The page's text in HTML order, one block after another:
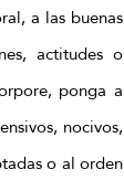
a las buenas
actitudes o
ponga a
nocivos,
o al orden